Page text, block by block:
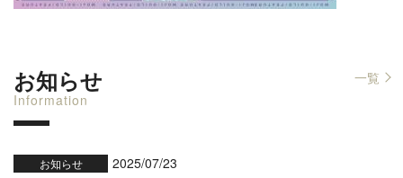
お知らせ
Information
一覧
お知らせ 2025/07/23